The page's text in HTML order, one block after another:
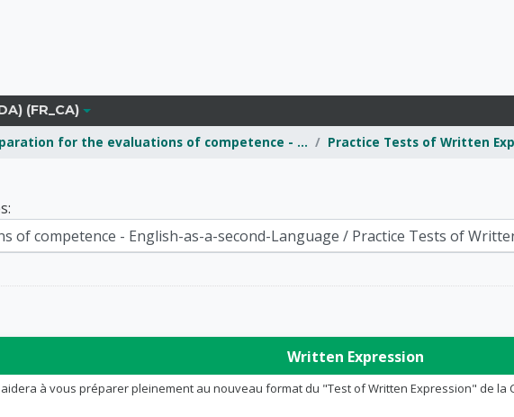
‎(FR_CA)‎
for the evaluations of competence - ... Practice Tests of Written
Written Expression
à vous préparer pleinement au nouveau format du "Test of Written Expression" de la